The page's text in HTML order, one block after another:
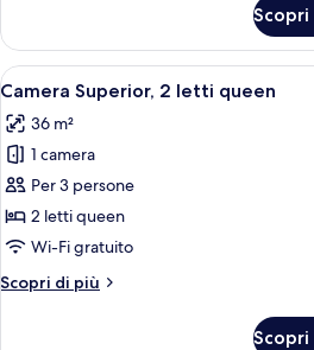
Superior,
letto
Apri
tutte
le
foto
per
Camera
Superior,
letti
8
Camera Superior, 2 letti queen
36 m²
1 camera
Per 3 persone
2 letti queen
Wi-Fi gratuito
Scopri di più
Altri